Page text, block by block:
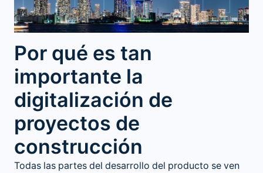
Por qué es tan
importante la
digitalización de
proyectos de
construcción
Todas las partes del desarrollo del producto se ven